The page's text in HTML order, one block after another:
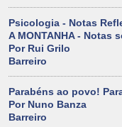
Psicologia - Notas
A MONTANHA -
Por Rui Grilo
Barreiro
Parabéns ao povo!
Por Nuno Banza
Barreiro